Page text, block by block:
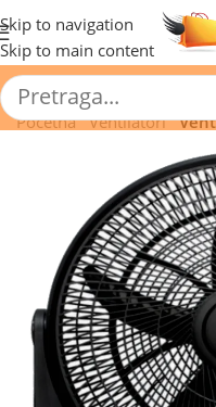
Skip to navigation
Skip to main content
🔥
Početna/ Ventilatori/